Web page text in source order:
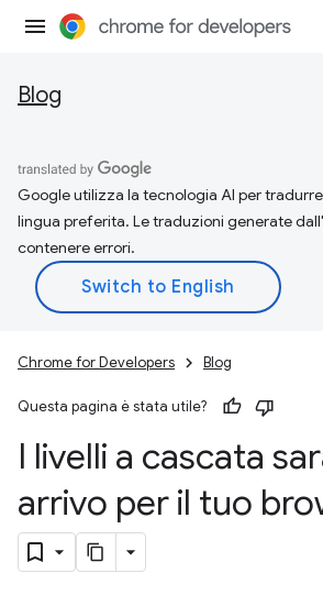
Blog
Google utilizza la tecnologia AI per
lingua preferita. Le traduzioni generate
contenere errori.
Chrome for Developers Blog
Questa pagina è stata utile?
I livelli a cascata
arrivo per il tuo